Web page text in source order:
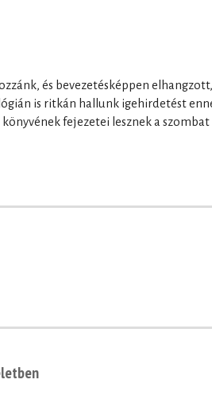
és bevezetésképpen
is ritkán hallunk igehirdetést
fejezetei lesznek a szombat